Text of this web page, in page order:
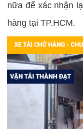
nữa để xác nhận
hàng tại TP.HCM.